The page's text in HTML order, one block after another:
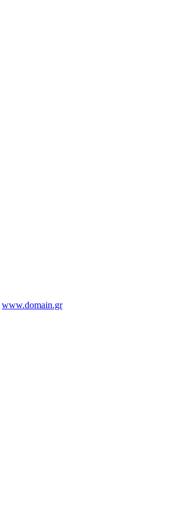
www.domain.gr